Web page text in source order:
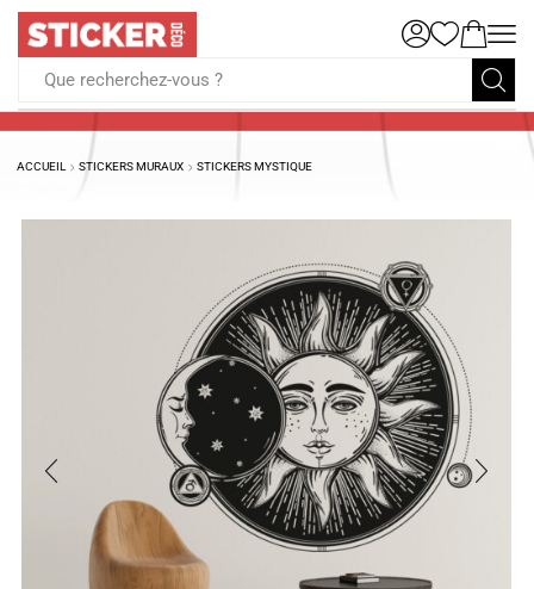
Que recherchez-vous ?
ACCUEIL STICKERS MURAUX STICKERS MYSTIQUE